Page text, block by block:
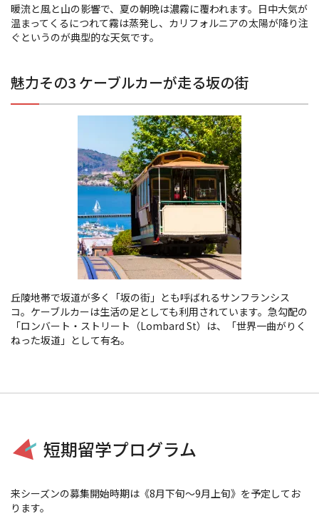
暖流と風と山の影響で、夏の朝晩は濃霧に覆われます。日中大気が
温まってくるにつれて霧は蒸発し、カリフォルニアの太陽が降り注
ぐというのが典型的な天気です。
魅力その3 ケーブルカーが走る坂の街
丘陵地帯で坂道が多く「坂の街」とも呼ばれるサンフランシス
コ。ケーブルカーは生活の足としても利用されています。急勾配の
「ロンバート・ストリート（Lombard St）は、「世界一曲がりく
ねった坂道」として有名。
短期留学プログラム
来シーズンの募集開始時期は《8月下旬～9月上旬》を予定してお
ります。